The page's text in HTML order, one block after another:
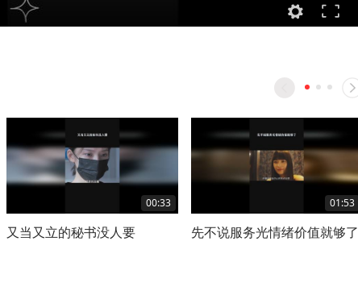
00:33
又当又立的秘书没人要
01:53
先不说服务光情绪价值就够了